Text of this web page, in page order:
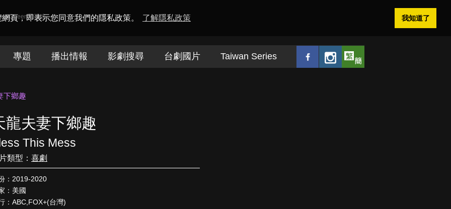
頁，即表示您同意我們的隱私政策。 了解隱私政策 我知道了
電視迷
專題 播出情報 影劇搜尋 台劇國片 Taiwan Series
下鄉趣
龍夫妻下鄉趣
This Mess
類型： 喜劇
：2019-2020
：美國
：ABC,FOX+(台灣)